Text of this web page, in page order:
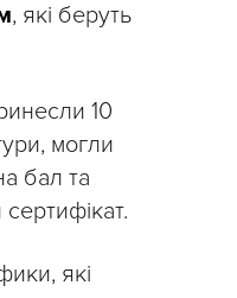
, які беруть
10
могли
бал та
які